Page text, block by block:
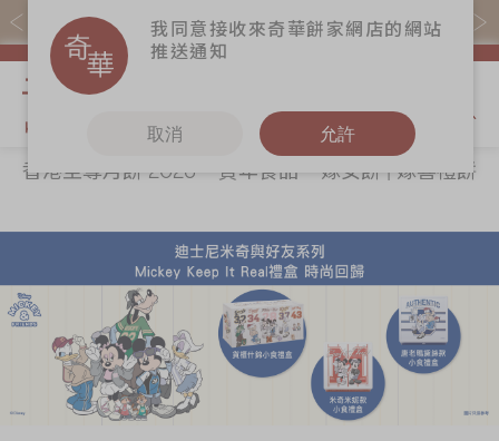
易賞錢會員憑推廣碼購買現貨產品可賺易賞錢($5=1分)
關於奇華
分店網絡
商務銷售
嫁喜須知
奇華網誌
奇華餅食
2026
賀年食品
嫁女餅 | 嫁喜禮
餅
手信禮品
更多
奇華工作坊
奇華茶室
聯絡奇華
加入奇華
香港至尊月餅 2026 賀年食品
嫁女餅 | 嫁喜禮餅
我同意接收來奇華餅家網店的網站
推送通知
取消 允許